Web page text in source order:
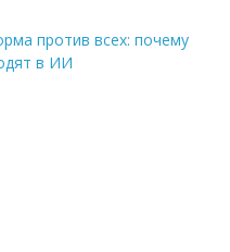
против всех: почему
в ИИ